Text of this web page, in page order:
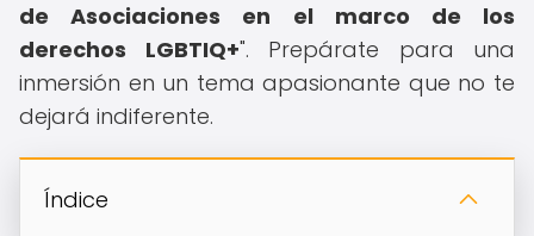
de Asociaciones en el marco de los
derechos LGBTIQ+". Prepárate para una
inmersión en un tema apasionante que no te
dejará indiferente.
Índice